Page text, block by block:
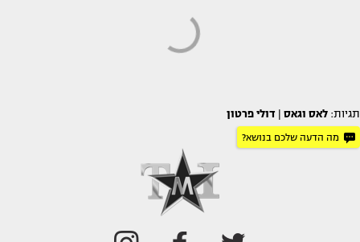
תגיות: לאס וגאס דולי פרטון
מה הדעה שלכם בנושא?